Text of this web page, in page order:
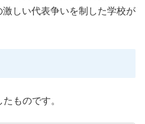
しい代表争いを制した学校が
ものです。